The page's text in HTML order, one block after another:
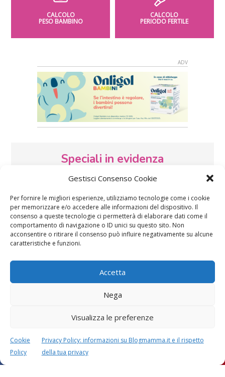
Gestisci Consenso Cookie
Per fornire le migliori esperienze, utilizziamo tecnologie come i cookie
per memorizzare e/o accedere alle informazioni del dispositivo. Il
consenso a queste tecnologie ci permetterà di elaborare dati come il
comportamento di navigazione o ID unici su questo sito. Non
acconsentire o ritirare il consenso può influire negativamente su alcune
caratteristiche e funzioni.
Accetta
Nega
Visualizza le preferenze
Cookie
Policy
Privacy Policy: informazioni su Blogmamma.it e il rispetto
della tua privacy
CALCOLO
PESO BAMBINO
CALCOLO
PERIODO FERTILE
Speciali in evidenza
Vaccini
lavoretti, biglietti
d’auguri, filastrocche
gravidanza